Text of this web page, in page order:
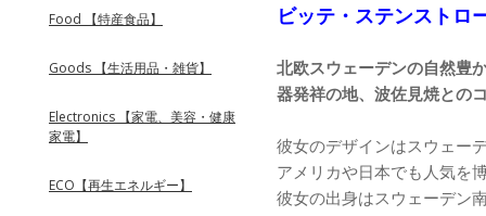
ビッテ・ステンスト
北欧スウェーデンの自然豊
器発祥の地、波佐見焼との
彼女のデザインはスウェー
アメリカや日本でも人気を
彼女の出身はスウェーデン
Food 【特産食品】
Goods 【生活用品・雑貨】
Electronics 【家電、美容・健康
家電】
ECO【再生エネルギー】